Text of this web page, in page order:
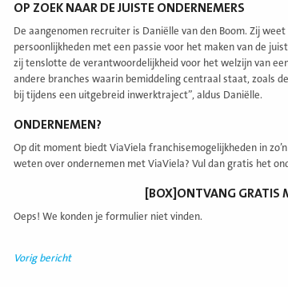
OP ZOEK NAAR DE JUISTE ONDERNEMERS
De aangenomen recruiter is Daniëlle van den Boom. Zij
persoonlijkheden met een passie voor het maken van de
zij tenslotte de verantwoordelijkheid voor het welzijn van
andere branches waarin bemiddeling centraal staat, zoals
bij tijdens een uitgebreid inwerktraject”, aldus Daniëlle.
ONDERNEMEN?
Op dit moment biedt ViaViela franchisemogelijkheden in
weten over ondernemen met ViaViela? Vul dan gratis het
[BOX]ONTVANG GRATIS
Oeps! We konden je formulier niet vinden.
Vorig bericht